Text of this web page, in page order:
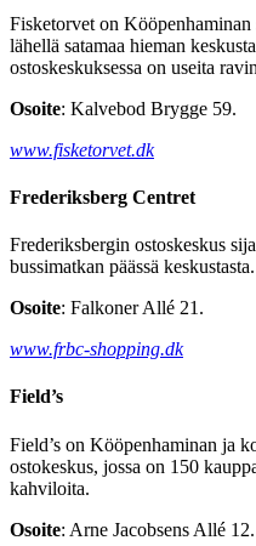
Fisketorvet on
lähellä satamaa hieman
ostoskeskuksessa on useita
Osoite: Kalvebod Brygge 59.
www.fisketorvet.dk
Frederiksberg Centret
Frederiksbergin ostoskeskus
bussimatkan päässä
Osoite: Falkoner Allé 21.
www.frbc-shopping.dk
Field’s
Field’s on Kööpenhaminan ja
ostokeskus, jossa on 150
kahviloita.
Osoite: Arne Jacobsens Allé 12.